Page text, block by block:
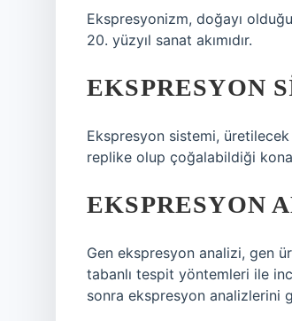
Ekspresyonizm, doğayı
20. yüzyıl sanat akımıdır.
EKSPRESYON
Ekspresyon sistemi,
replike olup çoğalabildiği
EKSPRESYON
Gen ekspresyon analizi, gen
tabanlı tespit yöntemleri ile
sonra ekspresyon analizlerini